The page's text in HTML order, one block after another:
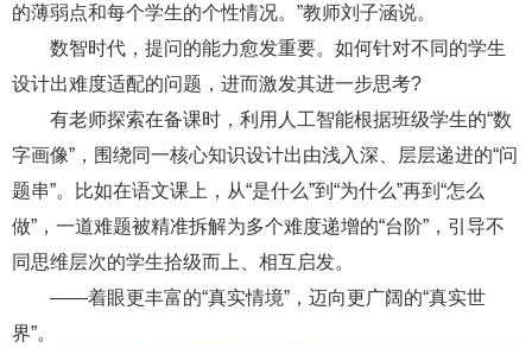
的薄弱点和每个学生的个性情况。”教师刘子涵说。
数智时代，提问的能力愈发重要。如何针对不同的学生
设计出难度适配的问题，进而激发其进一步思考?
有老师探索在备课时，利用人工智能根据班级学生的“数
字画像”，围绕同一核心知识设计出由浅入深、层层递进的“问
题串”。比如在语文课上，从“是什么”到“为什么”再到“怎么
做”，一道难题被精准拆解为多个难度递增的“台阶”，引导不
同思维层次的学生拾级而上、相互启发。
——着眼更丰富的“真实情境”，迈向更广阔的“真实世
界”。